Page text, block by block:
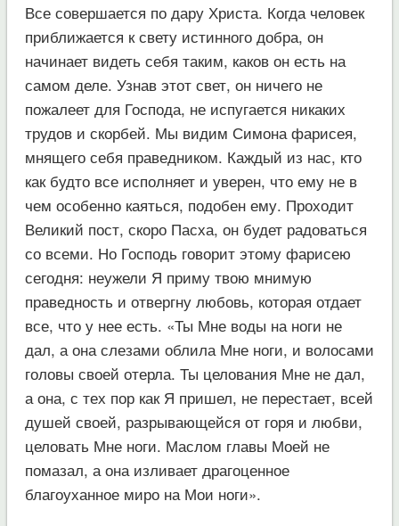
Все совершается по дару Христа. Когда человек
приближается к свету истинного добра, он
начинает видеть себя таким, каков он есть на
самом деле. Узнав этот свет, он ничего не
пожалеет для Господа, не испугается никаких
трудов и скорбей. Мы видим Симона фарисея,
мнящего себя праведником. Каждый из нас, кто
как будто все исполняет и уверен, что ему не в
чем особенно каяться, подобен ему. Проходит
Великий пост, скоро Пасха, он будет радоваться
со всеми. Но Господь говорит этому фарисею
сегодня: неужели Я приму твою мнимую
праведность и отвергну любовь, которая отдает
все, что у нее есть. «Ты Мне воды на ноги не
дал, а она слезами облила Мне ноги, и волосами
головы своей отерла. Ты целования Мне не дал,
а она, с тех пор как Я пришел, не перестает, всей
душей своей, разрывающейся от горя и любви,
целовать Мне ноги. Маслом главы Моей не
помазал, а она изливает драгоценное
благоуханное миро на Мои ноги».